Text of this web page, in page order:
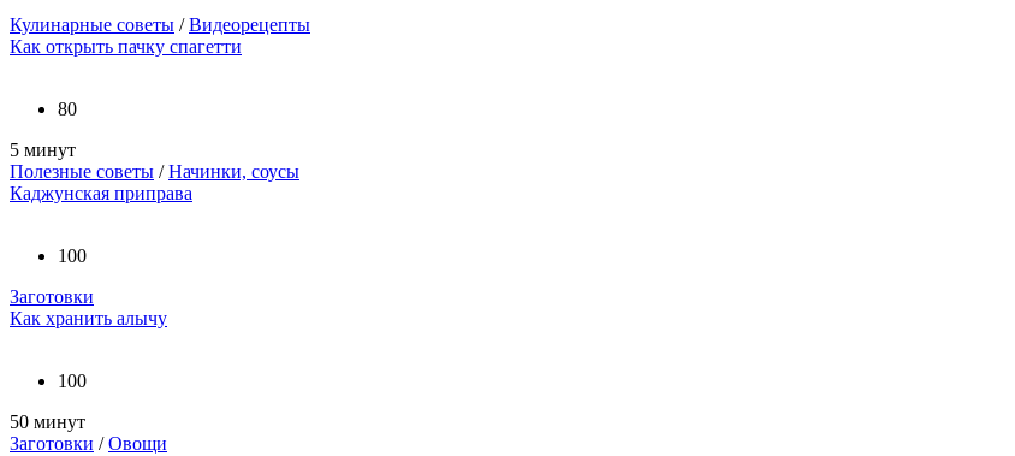
Кулинарные советы /Видеорецепты
Как открыть пачку спагетти
80
5 минут
Полезные советы /Начинки, соусы
Каджунская приправа
100
Заготовки
Как хранить алычу
100
50 минут
Заготовки /Овощи